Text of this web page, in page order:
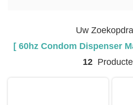
Uw
[ 60hz Condom Dispenser
12